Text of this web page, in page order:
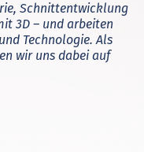
Schnittentwicklung
3D – und arbeiten
Technologie. Als
wir uns dabei auf